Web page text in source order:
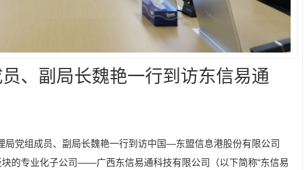
、副局长魏艳一行到访东信易通
局党组成员、副局长魏艳一行到访中国—东盟信息港股份有限公司
块的专业化子公司——广西东信易通科技有限公司（以下简称“东信易